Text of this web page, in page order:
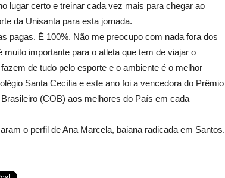
lugar certo e treinar cada vez mais para chegar ao
da Unisanta para esta jornada.
pagas. É 100%. Não me preocupo com nada fora dos
importante para o atleta que tem de viajar o
de tudo pelo esporte e o ambiente é o melhor
Santa Cecília e este ano foi a vencedora do Prêmio
(COB) aos melhores do País em cada
o perfil de Ana Marcela, baiana radicada em Santos.